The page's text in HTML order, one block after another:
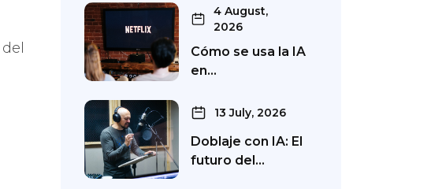
4 August,
2026
Cómo se usa la IA
en…
13 July, 2026
Doblaje con IA: El
futuro del…